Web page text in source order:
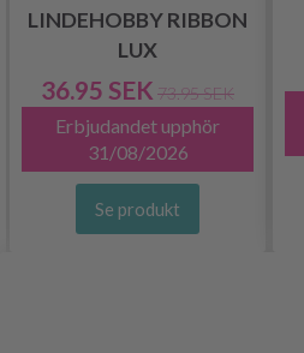
LINDEHOBBY RIBBON
LUX
36.95 SEK 73.95 SEK
Erbjudandet upphör
31/08/2026
Se produkt